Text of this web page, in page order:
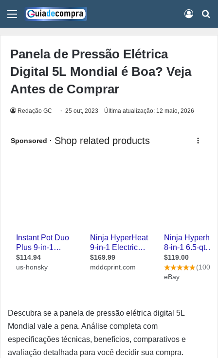
Menu
Panela de Pressão Elétrica
Digital 5L Mondial é Boa? Veja
Antes de Comprar
Redação GC 25 out, 2023 Última atualização: 12 maio, 2026
Descubra se a panela de pressão elétrica digital 5L
Mondial vale a pena. Análise completa com
especificações técnicas, benefícios, comparativos e
avaliação detalhada para você decidir sua compra.